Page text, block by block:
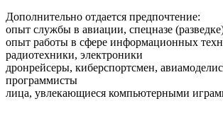
Дополнительно отдается предпочтение:
опыт службы в авиации, спецназе
опыт работы в сфере информационных
радиотехники, электроники
дронрейсеры, киберспортсмен,
программисты
лица, увлекающиеся компьютерными